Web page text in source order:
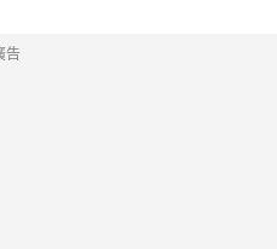
告